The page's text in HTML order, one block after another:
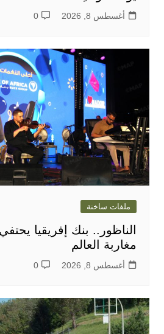
أغسطس 8, 2026 0
ملفات ساخنة
الناظور.. بنك إفريقيا
مغاربة العالم
أغسطس 8, 2026 0